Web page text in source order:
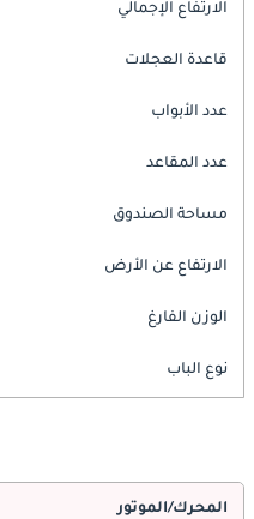
الارتفاع الإجمالي
قاعدة العجلات
عدد الأبواب
عدد المقاعد
مساحة الصندوق
الارتفاع عن الأرض
الوزن الفارغ
نوع الباب
المحرك/الموتور